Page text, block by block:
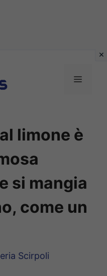
MENU
limone è
si mangia
come un
Scirpoli